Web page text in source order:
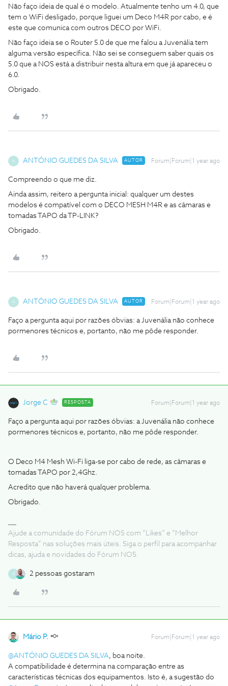
Não faço ideia de qual é o modelo. Atualmente tenho um 4.0, que
tem o WiFi desligado, porque liguei um Deco M4R por cabo, e é
este que comunica com outros DECO por WiFi.
Não faço ideia se o Router 5.0 de que me falou a Juvenália tem
alguma versão específica. Não sei se conseguem saber quais os
5.0 que a NOS está a distribuir nesta altura em que já apareceu o
6.0.
Obrigado.
A ANTÓNIO GUEDES DA SILVA AUTOR Forum|Forum|1 year ago
Compreendo o que me diz.
Ainda assim, reitero a pergunta inicial: qualquer um destes
modelos é compatível com o DECO MESH M4R e as câmaras e
tomadas TAPO da TP-LINK?
Obrigado.
A ANTÓNIO GUEDES DA SILVA AUTOR Forum|Forum|1 year ago
Faço a pergunta aqui por razões óbvias: a Juvenália não conhece
pormenores técnicos e, portanto, não me pôde responder.
Jorge C RESPOSTA Forum|Forum|1 year ago
Faço a pergunta aqui por razões óbvias: a Juvenália não conhece
pormenores técnicos e, portanto, não me pôde responder.
O Deco M4 Mesh Wi-Fi liga-se por cabo de rede, as câmaras e
tomadas TAPO por 2,4Ghz.
Acredito que não haverá qualquer problema.
Obrigado.
Ajude a comunidade do Fórum NOS com “Likes” e “Melhor
Resposta” nas soluções mais úteis. Siga o perfil para acompanhar
dicas, ajuda e novidades do Fórum NOS.
A 2 pessoas gostaram
Mário P. Forum|Forum|1 year ago
@ANTÓNIO GUEDES DA SILVA, boa noite.
A compatibilidade é determina na comparação entre as
características técnicas dos equipamentos. Isto é, a sugestão do ​